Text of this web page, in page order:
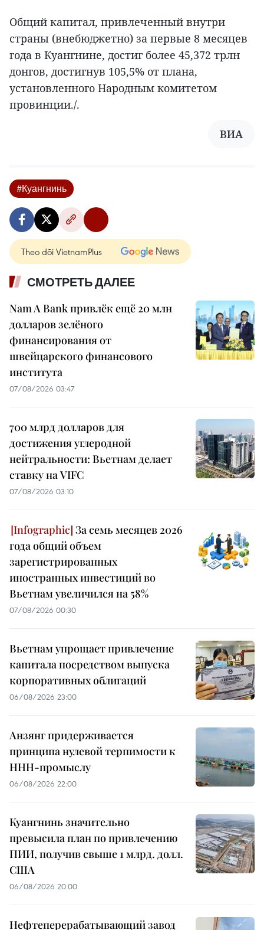
Общий капитал, привлеченный внутри
страны (внебюджетно) за первые 8 месяцев
года в Куангнине, достиг более 45,372 трлн
донгов, достигнув 105,5% от плана,
установленного Народным комитетом
провинции./.
ВИА
#Куангнинь
Theo dõi VietnamPlus
СМОТРЕТЬ ДАЛЕЕ
Nam A Bank привлёк ещё 20 млн
долларов зелёного
финансирования от
швейцарского финансового
института
07/08/2026 03:47
700 млрд долларов для
достижения углеродной
нейтральности: Вьетнам делает
ставку на VIFC
07/08/2026 03:10
За семь месяцев 2026
года общий объем
зарегистрированных
иностранных инвестиций во
Вьетнам увеличился на 58%
07/08/2026 00:30
Вьетнам упрощает привлечение
капитала посредством выпуска
корпоративных облигаций
06/08/2026 23:00
Анзянг придерживается
принципа нулевой терпимости к
ННН-промыслу
06/08/2026 22:00
Куангнинь значительно
превысила план по привлечению
ПИИ, получив свыше 1 млрд. долл.
США
06/08/2026 20:00
Нефтеперерабатывающий завод